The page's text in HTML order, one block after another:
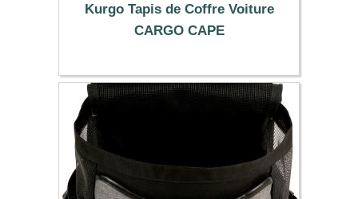
Kurgo Tapis de Coffre Voiture
CARGO CAPE
69.90 €